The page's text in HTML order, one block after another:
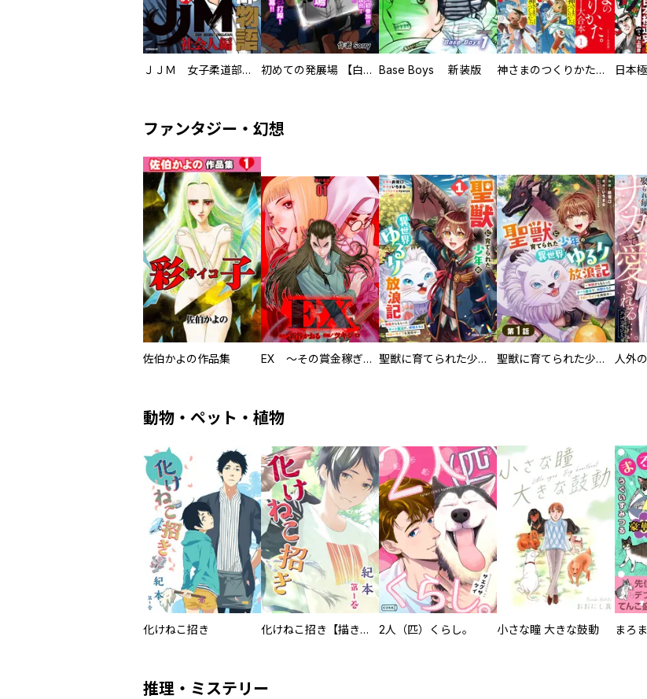
ＪＪＭ 女子柔道部物語 社会人編 初めての発展場 【白抜き修正版】 Base Boys 新装版 神さまのつくりかた。スーパー大合本
ファンタジー・幻想
佐伯かよの作品集 EX ～その賞金稼ぎは、世界の出口を探す～【単行本版】 聖獣に育てられた少年の異世界ゆるり放浪記～神様からもらったチート魔法で、仲間たちとスローライフを満喫中～ 聖獣に育てられた少年の異世界ゆるり放浪記～神様からもらったチート魔法で、仲間たちとスローライフを満喫中～【分冊版】
動物・ペット・植物
化けねこ招き 化けねこ招き【描きおろし付合冊版】 2人（匹）くらし。 小さな瞳 大きな鼓動
推理・ミステリー